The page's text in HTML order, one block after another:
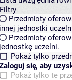
Filtry
Przedmioty
innej jednostki
Przedmioty
jednostkę uczelni.
Pokaż tylko
Zaloguj się, aby
Pokaż tylko te